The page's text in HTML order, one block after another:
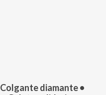
Colgante diamante •